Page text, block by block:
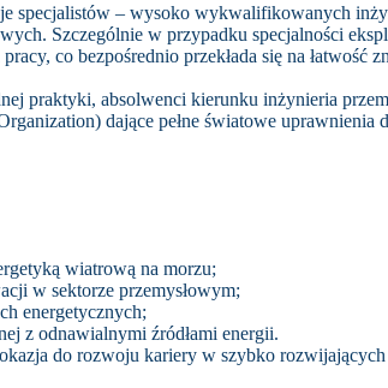
specjalistów – wysoko wykwalifikowanych
Szczególnie w przypadku specjalności
co bezpośrednio przekłada się na
praktyki, absolwenci kierunku inżynieria
) dające pełne światowe uprawnienia
wiatrową na morzu;
w sektorze przemysłowym;
energetycznych;
z odnawialnymi źródłami energii.
do rozwoju kariery w szybko